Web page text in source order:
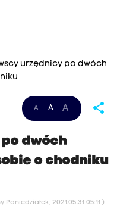
urzędnicy po dwóch
A A A share
dwóch
o chodniku
Poniedziałek, 2021.05.31 05:11 )